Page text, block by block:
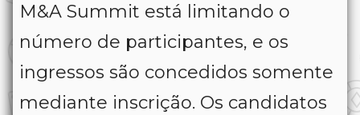
M&A Summit está limitando o
número de participantes, e os
ingressos são concedidos somente
mediante inscrição. Os candidatos